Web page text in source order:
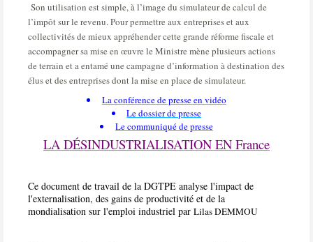
Son utilisation est simple, à l’image du simulateur de calcul de
l’impôt sur le revenu. Pour permettre aux entreprises et aux
collectivités de mieux appréhender cette grande réforme fiscale et
accompagner sa mise en œuvre le Ministre mène plusieurs actions
de terrain et a entamé une campagne d’information à destination des
élus et des entreprises dont la mise en place de simulateur.
La conférence de presse en vidéo
Le dossier de presse
Le communiqué de presse
LA DÉSINDUSTRIALISATION EN France
Ce document de travail de la DGTPE analyse l'impact de
l'externalisation, des gains de productivité et de la
mondialisation sur l'emploi industriel par Lilas DEMMOU